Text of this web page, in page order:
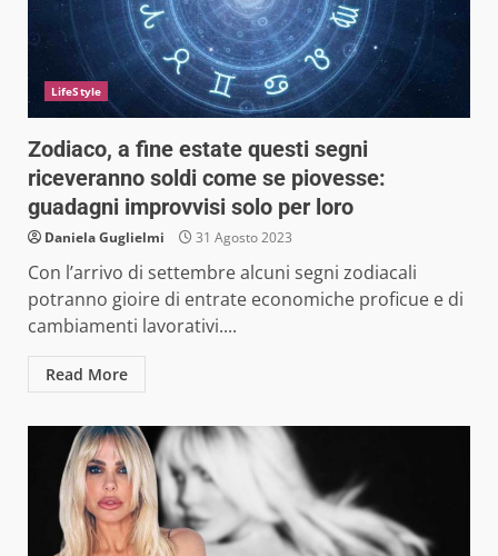
LifeStyle
Zodiaco, a fine estate questi segni
riceveranno soldi come se piovesse:
guadagni improvvisi solo per loro
Daniela Guglielmi 31 Agosto 2023
Con l’arrivo di settembre alcuni segni zodiacali
potranno gioire di entrate economiche proficue e di
cambiamenti lavorativi....
Read More